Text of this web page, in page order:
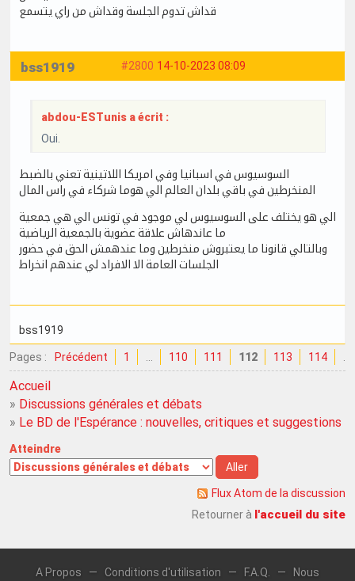
قداش تدوم الجلسة وقداش من راي يتسمع
#2800 14-10-2023 08:09
bss1919
abdou-ESTunis a écrit :
Oui.
السوسيوس في اسبانيا وفي امريكا اللاتينية تعني بالضبط
المنخرطين في باقي بلدان العالم الي هوما شركاء في راس المال
الي هو يختلف على السوسيوس لي موجود في تونس الي هي جمعية
ما عاندهاش علاقة عضوية بالجمعية الرياضية
وبالتالي قانونا ما يعتبروش منخرطين وما عندهمش الحق في حضور
الجلسات العامة الا الافراد لي عندهم انخراط
bss1919
Pages : Précédent 1 110 111 112 113 114
Accueil
» Discussions générales et débats
» Le BD de l'Espérance : nouvelles, critiques et suggestions
Atteindre
Flux Atom de la discussion
Retourner à l'accueil du site
A Propos — Conditions d'utilisation — F.A.Q. — Nous